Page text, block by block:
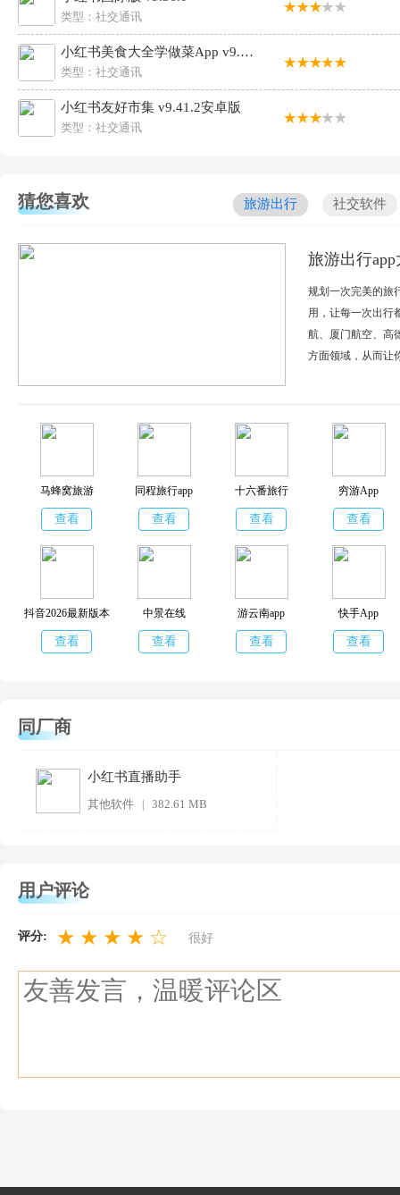
类型： 社交通讯
小红书美食大全学做菜App v9.41.2安卓版
类型： 社交通讯
小红书友好市集 v9.41.2安卓版
类型： 社交通讯
猜您喜欢 旅游出行 社交软件
旅游出行app
规划一次完美的旅
用，让每一次出行
航、厦门航空、高
方面领域，从而让
马蜂窝旅游
查看
同程旅行app
查看
十六番旅行
查看
穷游App
查看
抖音2026最新版本
查看
中景在线
查看
游云南app
查看
快手App
查看
同厂商
小红书直播助手
其他软件 | 382.61 MB
用户评论
评分: ★ ★ ★ ★ ☆ 很好